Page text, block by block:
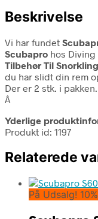
Beskrivelse
Vi har fundet
Scubapro hos
Tilbehør Til Snorkling
du har slidt din rem
Der er 2 stk. i pakken.
Â
Yderlige
Produkt id: 1197
Relaterede
På Udsalg! 10%